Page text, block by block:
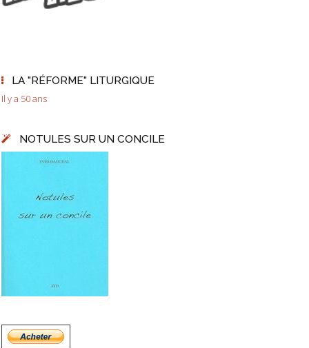
LA "RÉFORME" LITURGIQUE
Il y a 50 ans
NOTULES SUR UN CONCILE